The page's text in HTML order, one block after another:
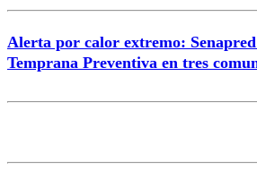
Alerta por calor extremo:
Temprana Preventiva en tres